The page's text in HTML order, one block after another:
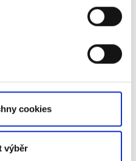
cookies
výběr
(PTP)
cenných